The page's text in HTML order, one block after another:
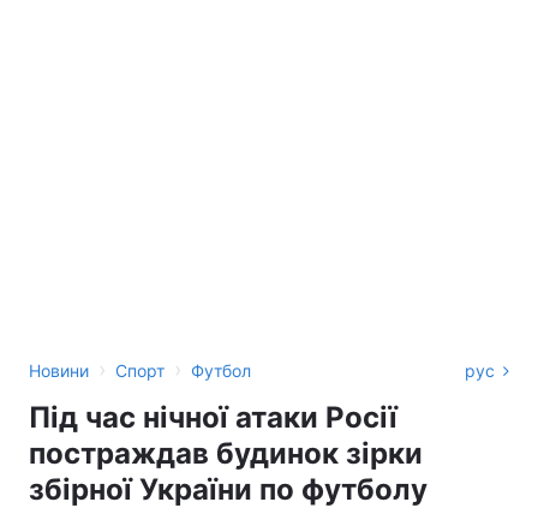
Новини › Спорт › Футбол рус
Під час нічної атаки Росії
постраждав будинок зірки
збірної України по футболу